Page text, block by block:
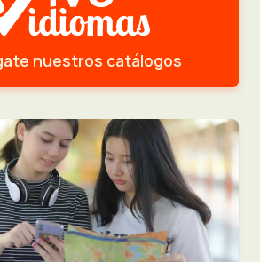
nuestros catálogos